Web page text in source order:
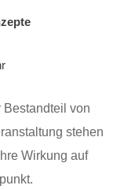
Bestandteil von
stehen
Wirkung auf